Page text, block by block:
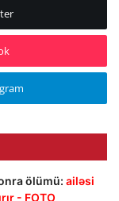
ölümü: ailəsi
- FOTO